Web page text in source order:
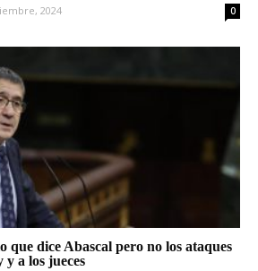
2024 0
que dice Abascal pero no los ataques
y a los jueces